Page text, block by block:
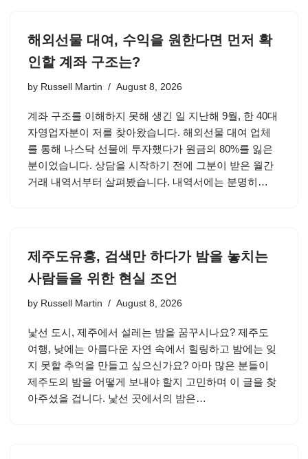
해외선물 대여, 수익을 원한다면 먼저 확
인할 계좌 구조는?
by Russell Martin August 8, 2026
계좌 구조를 이해하지 못해 생긴 일 지난해 9월, 한 40대
자영업자분이 저를 찾아왔습니다. 해외선물 대여 업체
를 통해 나스닥 선물에 투자했다가 원금의 80%를 잃은
분이었습니다. 상담을 시작하기 전에 그분이 받은 월간
거래 내역서부터 살펴봤습니다. 내역서에는 분명히…
제주도유흥, 검색만 하다가 밤을 놓치는
사람들을 위한 현실 조언
by Russell Martin August 8, 2026
낯선 도시, 제주에서 설레는 밤을 꿈꾸시나요? 제주도
여행, 낮에는 아름다운 자연 속에서 힐링하고 밤에는 잊
지 못할 추억을 만들고 싶으신가요? 아마 많은 분들이
제주도의 밤을 어떻게 보내야 할지 고민하며 이 글을 찾
아주셨을 겁니다. 낯선 곳에서의 밤은…